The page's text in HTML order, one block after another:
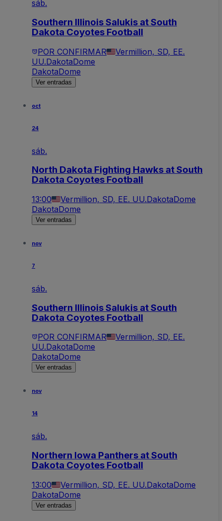
sáb.
Southern Illinois Salukis at South
Dakota Coyotes Football
POR CONFIRMAR
Vermillion, SD, EE.
UU.DakotaDome
DakotaDome
Ver entradas
oct
24
sáb.
North Dakota Fighting Hawks at South
Dakota Coyotes Football
13:00 Vermillion, SD, EE. UU.DakotaDome
DakotaDome
Ver entradas
nov
7
sáb.
Southern Illinois Salukis at South
Dakota Coyotes Football
POR CONFIRMAR
Vermillion, SD, EE.
UU.DakotaDome
DakotaDome
Ver entradas
nov
14
sáb.
Northern Iowa Panthers at South
Dakota Coyotes Football
13:00 Vermillion, SD, EE. UU.DakotaDome
DakotaDome
Ver entradas